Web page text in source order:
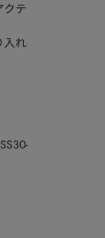
クテ
入れ